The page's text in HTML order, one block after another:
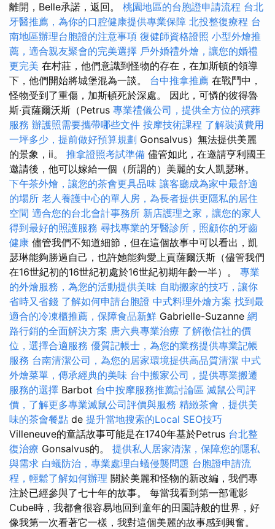
離開，Belle承諾，返回。 桃園地區的台胞證申請流程 台北
牙醫推薦，為你的口腔健康提供專業保障 北投整復療程 台
南地區辦理台胞證的注意事項 復健師資格證照 小型外燴推
薦，適合親友聚會的完美選擇 戶外婚禮外燴，讓您的婚禮
更完美 在村莊，他們意識到怪物的存在，在加斯頓的領導
下，他們開始將城堡混為一談。 台中推拿推薦 在戰鬥中，
怪物受到了重傷，加斯頓死於深處。 因此，可憐的彼得魯
斯·貢薩爾沃斯（Petrus 專業禮儀公司，提供全方位的殯葬
服務 辦護照需要攜帶哪些文件 按摩技術課程 了解裝潢費用
一坪多少，提前做好預算規劃 Gonsalvus）無法提供美麗
的景象，ii。 推拿證照考試準備 儘管如此，在邀請亨利國王
邀請後，他可以嫁給一個（所謂的）美麗的女人凱瑟琳。
下午茶外燴，讓您的茶會更具品味 讓客廳成為家中最舒適
的場所 老人養護中心的單人房，為長者提供更隱私的居住
空間 適合您的台北會計事務所 新店護理之家，讓您的家人
得到最好的照護服務 尋找專業的牙醫診所，照顧你的牙齒
健康 儘管我們不知道細節，但在這個故事中可以看出，凱
瑟琳能夠勝過自己，也許她能夠愛上貢薩爾沃斯（儘管我們
在16世紀初的16世紀初處於16世紀初期年齡一半）。 專業
的外燴服務，為您的活動提供美味 自助搬家的技巧，讓你
省時又省錢 了解如何申請台胞證 中式料理外燴方案 找到最
適合的冷凍櫃推薦，保障食品新鮮 Gabrielle-Suzanne 網
路行銷的全面解決方案 唐六典專業治療 了解徵信社的價
位，選擇合適服務 優質記帳士，為您的業務提供專業記帳
服務 台南清潔公司，為您的居家環境提供高品質清潔 中式
外燴菜單，傳承經典的美味 台中搬家公司，提供專業搬遷
服務的選擇 Barbot 台中按摩服務推薦討論區 滅鼠公司評
價，了解更多專業滅鼠公司評價與服務 精緻茶會，提供美
味的茶會餐點 de 提升當地搜索的Local SEO技巧
Villeneuve的童話故事可能是在1740年基於Petrus 台北整
復治療 Gonsalvus的。 提供私人居家清潔，保障您的隱私
與需求 白蟻防治，專業處理白蟻侵襲問題 台胞證申請流
程，輕鬆了解如何辦理 關於美麗和怪物的新改編，我們專
注於已經參與了七十年的故事。 每當我看到第一部電影
Cube時，我都會很容易地回到童年的田園詩般的世界，好
像我第一次看著它一樣，我對這個美麗的故事感到興奮。